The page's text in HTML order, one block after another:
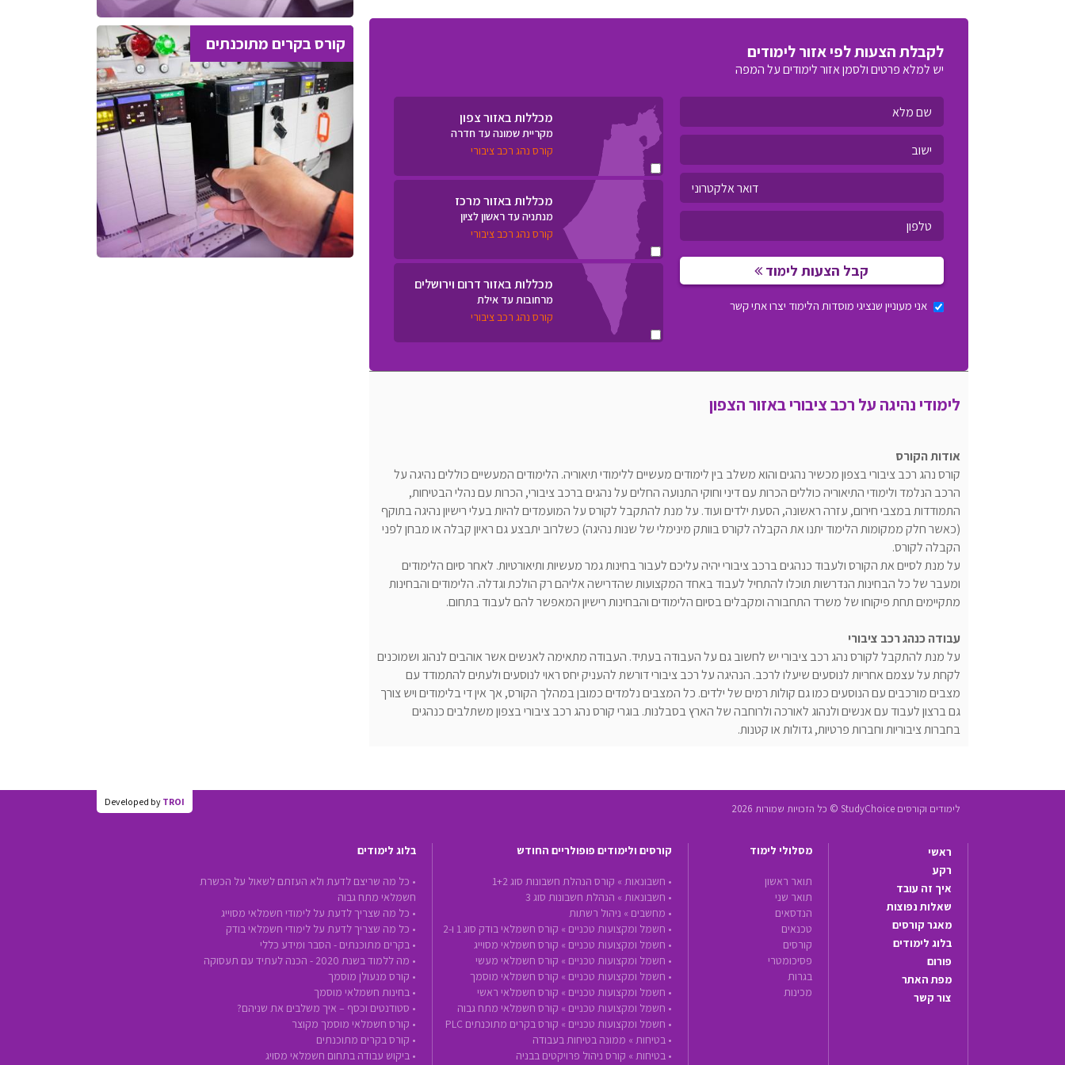
לקבלת הצעות לפי אזור לימודים
יש למלא פרטים ולסמן אזור לימודים על המפה
מכללות באזור צפון
מקריית שמונה עד חדרה
קורס נהג רכב ציבורי
מכללות באזור מרכז
מנתניה עד ראשון לציון
קורס נהג רכב ציבורי
מכללות באזור דרום וירושלים
מרחובות עד אילת
קורס נהג רכב ציבורי
קבל הצעות לימוד
אני מעוניין שנציגי מוסדות הלימוד יצרו אתי קשר
לימודי נהיגה על רכב ציבורי באזור הצפון
אודות הקורס
קורס נהג רכב ציבורי בצפון מכשיר נהגים והוא משלב בין לימודים מעשיים ללימודי תיאוריה. הלימודים המעשיים כוללים נהיגה על
הרכב הנלמד ולימודי התיאוריה כוללים הכרות עם דיני וחוקי התנועה החלים על נהגים ברכב ציבורי, הכרות עם נהלי הבטיחות,
התמודדות במצבי חירום, עזרה ראשונה, הסעת ילדים ועוד. על מנת להתקבל לקורס על המועמדים להיות בעלי רישיון נהיגה בתוקף
(כאשר חלק ממקומות הלימוד יתנו את הקבלה לקורס בוותק מינימלי של שנות נהיגה) כשלרוב יתבצע גם ראיון קבלה או מבחן לפני
הקבלה לקורס.
על מנת לסיים את הקורס ולעבוד כנהגים ברכב ציבורי יהיה עליכם לעבור בחינות גמר מעשיות ותיאורטיות. לאחר סיום הלימודים
ומעבר של כל הבחינות הנדרשות תוכלו להתחיל לעבוד באחד המקצועות שהדרישה אליהם רק הולכת וגדלה. הלימודים והבחינות
מתקיימים תחת פיקוחו של משרד התחבורה ומקבלים בסיום הלימודים והבחינות רישיון המאפשר להם לעבוד בתחום.
עבודה כנהג רכב ציבורי
על מנת להתקבל לקורס נהג רכב ציבורי יש לחשוב גם על העבודה בעתיד. העבודה מתאימה לאנשים אשר אוהבים לנהוג ושמוכנים
לקחת על עצמם אחריות לנוסעים שיעלו לרכב. הנהיגה על רכב ציבורי דורשת להעניק יחס ראוי לנוסעים ולעתים להתמודד עם
מצבים מורכבים עם הנוסעים כמו גם קולות רמים של ילדים. כל המצבים נלמדים כמובן במהלך הקורס, אך אין די בלימודים ויש צורך
גם ברצון לעבוד עם אנשים ולנהוג לאורכה ולרוחבה של הארץ בסבלנות. בוגרי קורס נהג רכב ציבורי בצפון משתלבים כנהגים
בחברות ציבוריות וחברות פרטיות, גדולות או קטנות.
קורס בקרים מתוכנתים
Developed by TROI
לימודים וקורסים StudyChoice © כל הזכויות שמורות 2026
ראשי
רקע
איך זה עובד
שאלות נפוצות
מאגר קורסים
בלוג לימודים
פורום
מפת האתר
צור קשר
מסלולי לימוד
תואר ראשון
תואר שני
הנדסאים
טכנאים
קורסים
פסיכומטרי
בגרות
מכינות
קורסים ולימודים פופולריים החודש
• חשבונאות » קורס הנהלת חשבונות סוג 1+2
• חשבונאות » הנהלת חשבונות סוג 3
• מחשבים » ניהול רשתות
• חשמל ומקצועות טכניים » קורס חשמלאי בודק סוג 1 ו-2
• חשמל ומקצועות טכניים » קורס חשמלאי מסוייג
• חשמל ומקצועות טכניים » קורס חשמלאי מעשי
• חשמל ומקצועות טכניים » קורס חשמלאי מוסמך
• חשמל ומקצועות טכניים » קורס חשמלאי ראשי
• חשמל ומקצועות טכניים » קורס חשמלאי מתח גבוה
• חשמל ומקצועות טכניים » קורס בקרים מתוכנתים PLC
• בטיחות » ממונה בטיחות בעבודה
• בטיחות » קורס ניהול פרויקטים בבניה
בלוג לימודים
• כל מה שריצם לדעת ולא העזתם לשאול על הכשרת
חשמלאי מתח גבוה
• כל מה שצריך לדעת על לימודי חשמלאי מסוייג
• כל מה שצריך לדעת על לימודי חשמלאי בודק
• בקרים מתוכנתים - הסבר ומידע כללי
• מה ללמוד בשנת 2020 - הכנה לעתיד עם תעסוקה
• קורס מנעולן מוסמך
• בחינות חשמלאי מוסמך
• סטודנטים וכסף – איך משלבים את שניהם?
• קורס חשמלאי מוסמך מקוצר
• קורס בקרים מתוכנתים
• ביקוש עבודה בתחום חשמלאי מסויג